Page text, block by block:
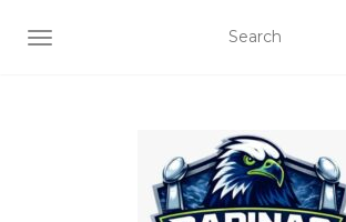
TOGGLE NAVIGATION